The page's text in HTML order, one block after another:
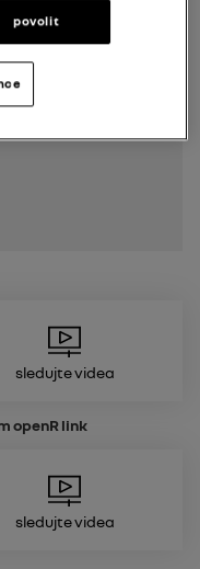
Sledujte videa
openR link
Sledujte videa
povolit